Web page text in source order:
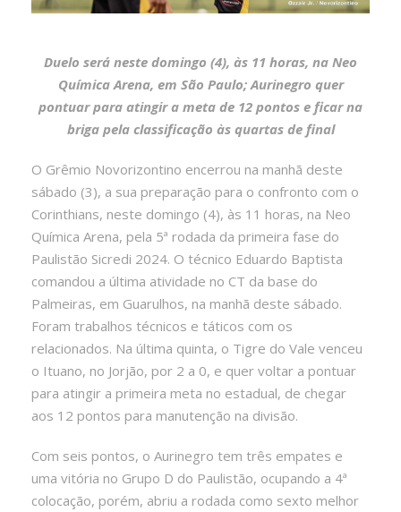
Duelo será neste domingo (4), às 11 horas, na Neo
Química Arena, em São Paulo; Aurinegro quer
pontuar para atingir a meta de 12 pontos e ficar na
briga pela classificação às quartas de final
O Grêmio Novorizontino encerrou na manhã deste
sábado (3), a sua preparação para o confronto com o
Corinthians, neste domingo (4), às 11 horas, na Neo
Química Arena, pela 5ª rodada da primeira fase do
Paulistão Sicredi 2024. O técnico Eduardo Baptista
comandou a última atividade no CT da base do
Palmeiras, em Guarulhos, na manhã deste sábado.
Foram trabalhos técnicos e táticos com os
relacionados. Na última quinta, o Tigre do Vale venceu
o Ituano, no Jorjão, por 2 a 0, e quer voltar a pontuar
para atingir a primeira meta no estadual, de chegar
aos 12 pontos para manutenção na divisão.
Com seis pontos, o Aurinegro tem três empates e
uma vitória no Grupo D do Paulistão, ocupando a 4ª
colocação, porém, abriu a rodada como sexto melhor